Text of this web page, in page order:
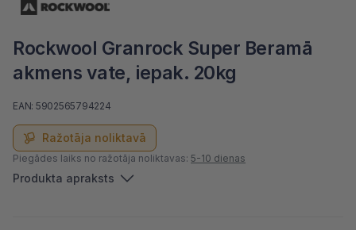
Rockwool Granrock Super Beramā
akmens vate, iepak. 20kg
Ražotāja noliktavā
EAN: 5902565794224
Piegādes laiks no ražotāja noliktavas: 5-10 dienas
Produkta apraksts